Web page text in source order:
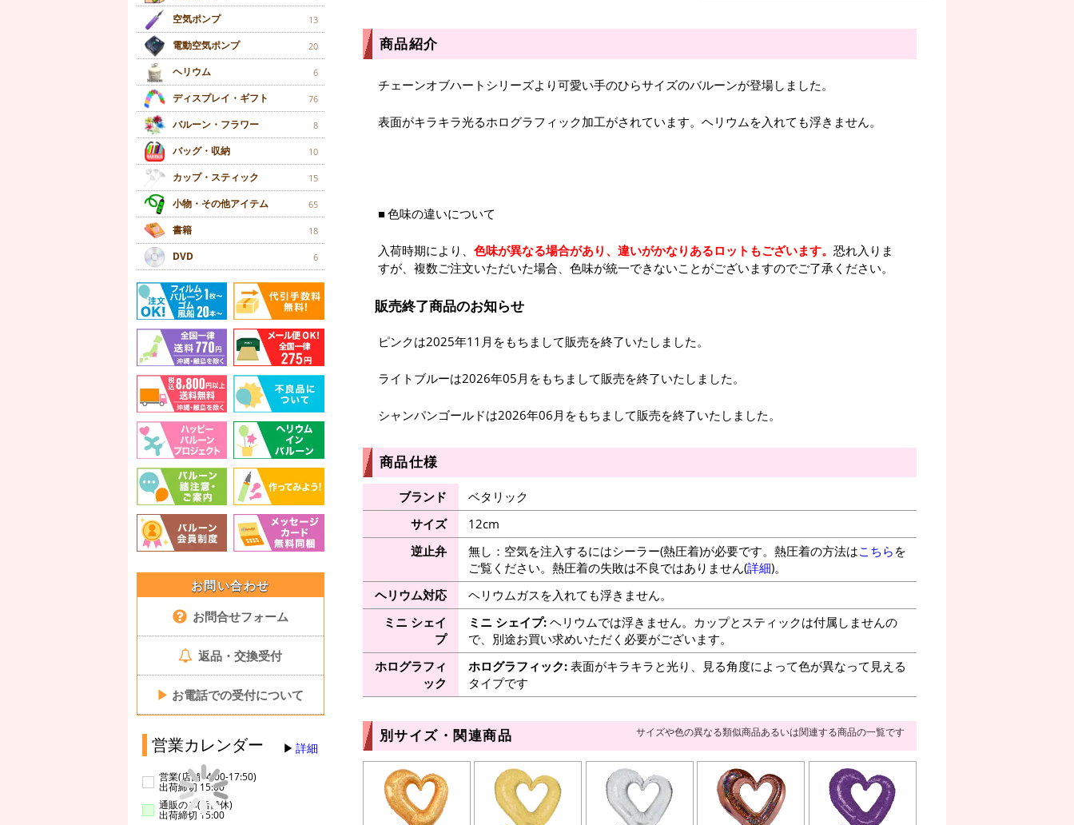
空気ポンプ 13
電動空気ポンプ 20
ヘリウム 6
ディスプレイ・ギフト 76
バルーン・フラワー 8
バッグ・収納 10
カップ・スティック 15
小物・その他アイテム 65
書籍 18
DVD 6
お問い合わせ
お問合せフォーム
返品・交換受付
▶ お電話での受付について
営業カレンダー 詳細
営業(店舗14:00-17:50)
出荷締切 15:00
通販のみ(店舗休)
出荷締切 15:00
商品紹介
チェーンオブハートシリーズより可愛い手のひらサイズのバルーンが登場しました。
表面がキラキラ光るホログラフィック加工がされています。ヘリウムを入れても浮きません。
色味の違いについて
入荷時期により、 色味が異なる場合があり、違いがかなりあるロットもございます。 恐れ入りま
すが、複数ご注文いただいた場合、色味が統一できないことがございますのでご了承ください。
販売終了商品のお知らせ
ピンクは2025年11月をもちまして販売を終了いたしました。
ライトブルーは2026年05月をもちまして販売を終了いたしました。
シャンパンゴールドは2026年06月をもちまして販売を終了いたしました。
商品仕様
ブランド
ベタリック
サイズ
12cm
逆止弁
無し：空気を注入するにはシーラー(熱圧着)が必要です。熱圧着の方法はこちら を
ご覧ください。熱圧着の失敗は不良ではありません(詳細)。
ヘリウム対応
ヘリウムガスを入れても浮きません。
ミニ シェイ
プ
ミニ シェイプ:ヘリウムでは浮きません。カップとスティックは付属しませんの
で、別途お買い求めいただく必要がございます。
ホログラフィ
ック
ホログラフィック:表面がキラキラと光り、見る角度によって色が異なって見える
タイプです
別サイズ・関連商品 サイズや色の異なる類似商品あるいは関連する商品の一覧です